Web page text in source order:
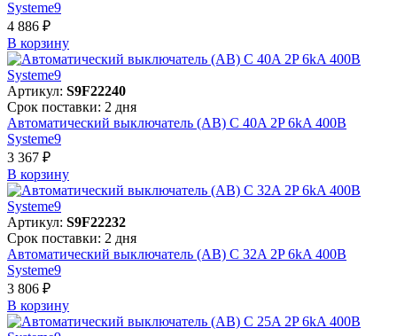
Systeme9
4 886 ₽
В корзинy
Артикул: S9F22240
Срок поставки: 2 дня
Автоматический выключатель (АВ) C 40A 2P 6kA 400В
Systeme9
3 367 ₽
В корзинy
Артикул: S9F22232
Срок поставки: 2 дня
Автоматический выключатель (АВ) C 32A 2P 6kA 400В
Systeme9
3 806 ₽
В корзинy